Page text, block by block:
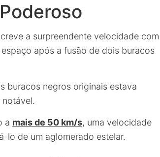
a surpreendente velocidade com
após a fusão de dois buracos
buracos negros originais estava
notável.
a mais de 50 km/s, uma velocidade
lo de um aglomerado estelar.